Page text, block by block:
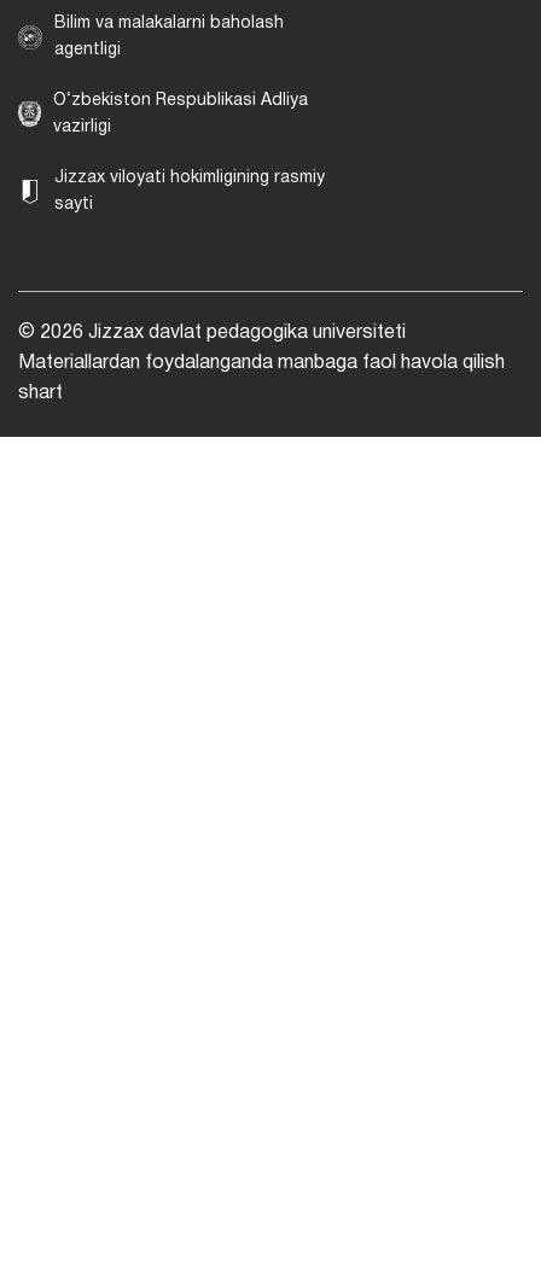
Bilim va malakalarni baholash
agentligi
O‘zbekiston Respublikasi Adliya
vazirligi
Jizzax viloyati hokimligining rasmiy
sayti
© 2026 Jizzax davlat pedagogika universiteti
Materiallardan foydalanganda manbaga faol havola qilish
shart